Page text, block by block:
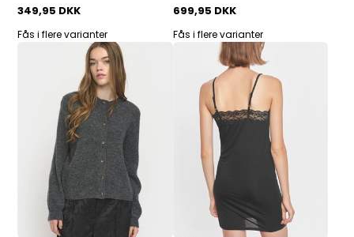
349,95 DKK
Fås i flere varianter
699,95 DKK
Fås i flere varianter